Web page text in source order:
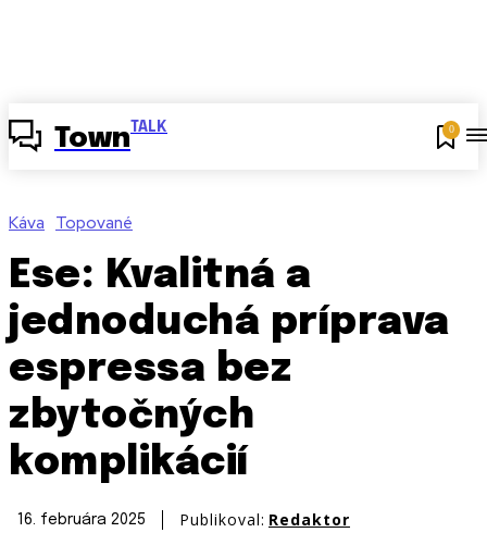
Town TALK 0
Káva Topované
Ese: Kvalitná a
jednoduchá príprava
espressa bez
zbytočných
komplikácií
16. februára 2025 Publikoval: Redaktor